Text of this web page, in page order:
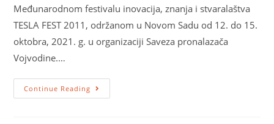
Međunarodnom festivalu inovacija, znanja i stvaralaštva
TESLA FEST 2011, održanom u Novom Sadu od 12. do 15.
oktobra, 2021. g. u organizaciji Saveza pronalazača
Vojvodine.…
Continue Reading